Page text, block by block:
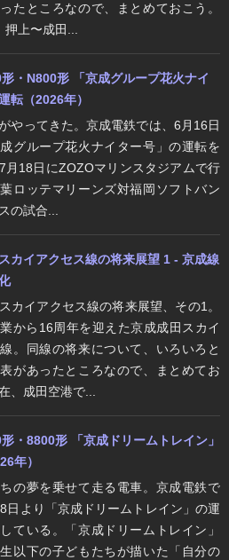
たところなので、まとめておこう。
押上〜成田...
・N800形 「京成グループ花火ナイ
転（2026年）
やってきた。京成電鉄では、6月16日
グループ花火ナイター号」の運転を
月18日にZOZOマリンスタジアムで行
ロッテマリーンズ対福岡ソフトバン
の試合...
カイアクセス線の将来展望 1 - 京成線
カイアクセス線の将来展望、その1。
から16周年を迎えた京成成田スカイ
。同線の将来について、いろいろと
があったところなので、まとめてお
、成田空港で...
・8800形 「京成ドリームトレイン」
年）
の夢を乗せて走る電車。京成電鉄で
日より「京成ドリームトレイン」の運
ている。「京成ドリームトレイン」
以下の子どもたちが描いた「自分の